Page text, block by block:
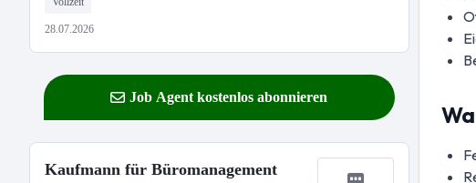
28.07.2026
Job Agent kostenlos abonnieren
Kaufmann für Büromanagement